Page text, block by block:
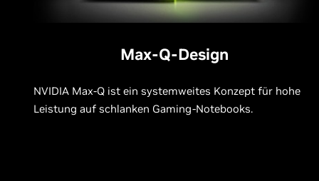
Max-Q-Design
NVIDIA Max-Q ist ein systemweites Konzept für hohe
Leistung auf schlanken Gaming-Notebooks.